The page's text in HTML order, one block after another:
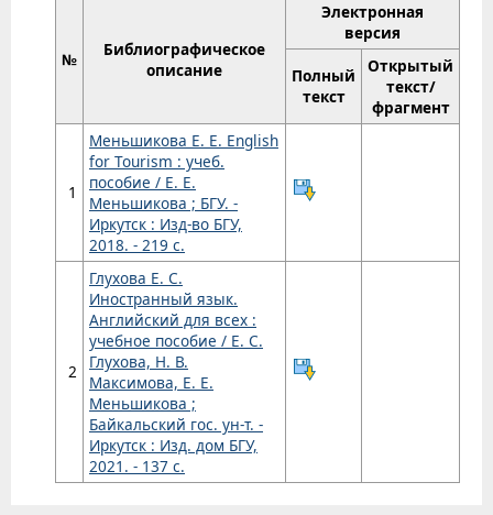
№
Библиографическое
описание
Электронная
версия
Полный
текст
Открытый
текст/
фрагмент
1
Меньшикова Е. Е. English
for Tourism : учеб.
пособие / Е. Е.
Меньшикова ; БГУ. -
Иркутск : Изд-во БГУ,
2018. - 219 с.
2
Глухова Е. С.
Иностранный язык.
Английский для всех :
учебное пособие / Е. С.
Глухова, Н. В.
Максимова, Е. Е.
Меньшикова ;
Байкальский гос. ун-т. -
Иркутск : Изд. дом БГУ,
2021. - 137 с.